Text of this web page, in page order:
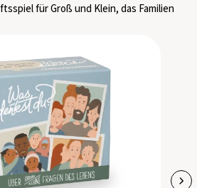
für Groß und Klein, das Familien